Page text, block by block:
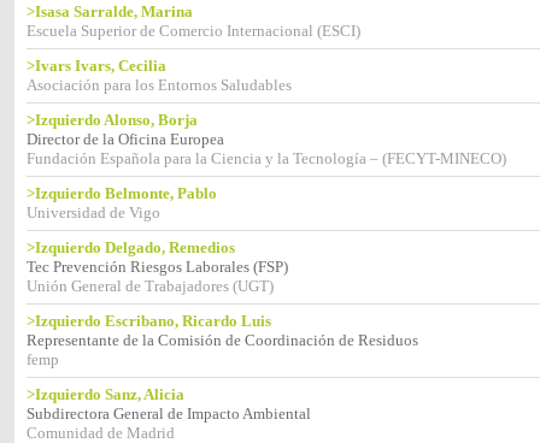
>Isasa Sarralde, Marina
Escuela Superior de Comercio Internacional (ESCI)
>Ivars Ivars, Cecilia
Asociación para los Entornos Saludables
>Izquierdo Alonso, Borja
Director de la Oficina Europea
Fundación Española para la Ciencia y la Tecnología – (FECYT-MINECO)
>Izquierdo Belmonte, Pablo
Universidad de Vigo
>Izquierdo Delgado, Remedios
Tec Prevención Riesgos Laborales (FSP)
Unión General de Trabajadores (UGT)
>Izquierdo Escribano, Ricardo Luis
Representante de la Comisión de Coordinación de Residuos
femp
>Izquierdo Sanz, Alicia
Subdirectora General de Impacto Ambiental
Comunidad de Madrid